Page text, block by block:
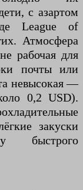
с азартом
League of
Атмосфера
рабочая для
почты или
невысокая —
0,2 USD).
закуски
быстрого